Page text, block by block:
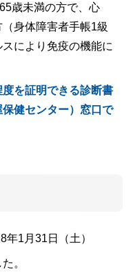
歳未満の方で、心
身体障害者手帳1級
により免疫の機能に
を証明できる診断書
健センター）窓口で
1月31日（土）
。